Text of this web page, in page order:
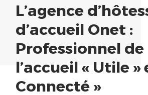
L’agence
d’accueil Onet :
Professionnel de
l’accueil « Utile »
Connecté »